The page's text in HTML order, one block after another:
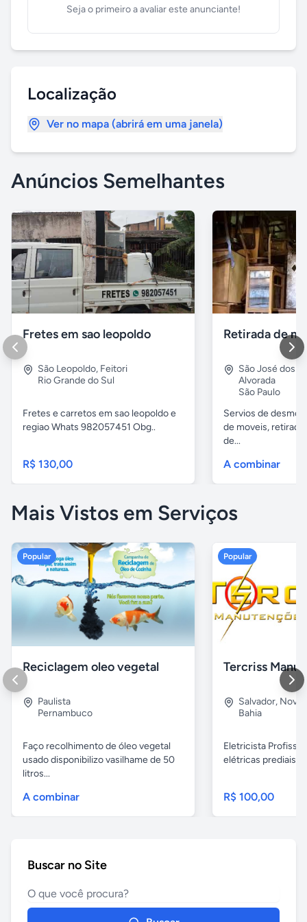
Seja o primeiro a avaliar este anunciante!
Localização
Ver no mapa (abrirá em uma janela)
Anúncios Semelhantes
Fretes em sao leopoldo
São Leopoldo, Feitori
Rio Grande do Sul
Fretes e carretos em sao leopoldo e
regiao Whats 982057451 Obg..
R$ 130,00
São José dos
Alvorada
São Paulo
Servios de
de moveis,
de...
A combinar
Mais Vistos em Serviços
Popular
Reciclagem oleo vegetal
Paulista
Pernambuco
Faço recolhimento de óleo vegetal
usado disponibilizo vasilhame de 50
litros...
A combinar
Popular
Salvador, Nova
Bahia
Eletricista
elétricas prediais e
R$ 100,00
Buscar no Site